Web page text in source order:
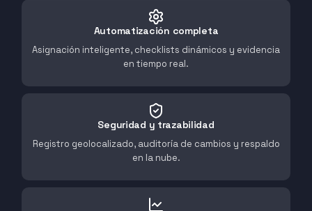
Automatización completa
Asignación inteligente, checklists dinámicos y evidencia
en tiempo real.
Seguridad y trazabilidad
Registro geolocalizado, auditoría de cambios y respaldo
en la nube.